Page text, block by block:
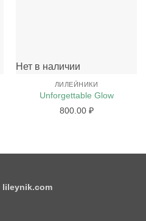
Нет в наличии
ЛИЛЕЙНИКИ
Unforgettable Glow
800.00 ₽
lileynik.com